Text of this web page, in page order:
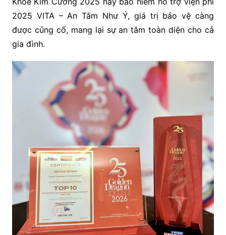
2025 VITA – An Tâm Như Ý, giá trị bảo vệ càng
được củng cố, mang lại sự an tâm toàn diện cho cả
gia đình.